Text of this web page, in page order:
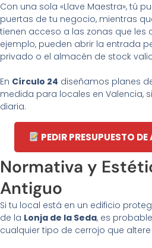
Con una sola «Llave Maestra», tú
puertas de tu negocio, mientras
tienen acceso a las zonas que les
ejemplo, pueden abrir la entrada
privado o el almacén de stock
En Círculo 24 diseñamos planes
medida para locales en Valencia,
diaria.
PEDIR PRESUPUESTO
Normativa y
Antiguo
Si tu local está en un edificio
de la Lonja de la Seda, es
cualquier tipo de cerrojo que